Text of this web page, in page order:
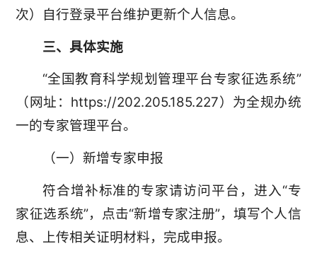
次）自行登录平台维护更新个人信息。
三、具体实施
“全国教育科学规划管理平台专家征选系统”
（网址：https://202.205.185.227）为全规办统
一的专家管理平台。
（一）新增专家申报
符合增补标准的专家请访问平台，进入“专
家征选系统”，点击“新增专家注册”，填写个人信
息、上传相关证明材料，完成申报。